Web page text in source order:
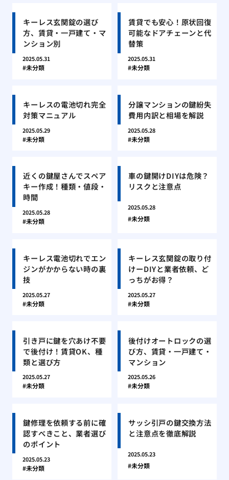
キーレス玄関錠の選び
方、賃貸・一戸建て・マ
ンション別
2025.05.31
未分類
賃貸でも安心！原状回復
可能なドアチェーンと代
替策
2025.05.31
未分類
キーレスの電池切れ完全
対策マニュアル
2025.05.29
未分類
分譲マンションの鍵紛失
費用内訳と相場を解説
2025.05.28
未分類
近くの鍵屋さんでスペア
キー作成！種類・値段・
時間
2025.05.28
未分類
車の鍵開けDIYは危険？
リスクと注意点
2025.05.28
未分類
キーレス電池切れでエン
ジンがかからない時の裏
技
2025.05.27
未分類
キーレス玄関錠の取り付
けーDIYと業者依頼、ど
っちがお得？
2025.05.27
未分類
引き戸に鍵を穴あけ不要
で後付け！賃貸OK、種
類と選び方
2025.05.27
未分類
後付けオートロックの選
び方、賃貸・一戸建て・
マンション
2025.05.26
未分類
鍵修理を依頼する前に確
認すべきこと、業者選び
のポイント
2025.05.23
未分類
サッシ引戸の鍵交換方法
と注意点を徹底解説
2025.05.23
未分類